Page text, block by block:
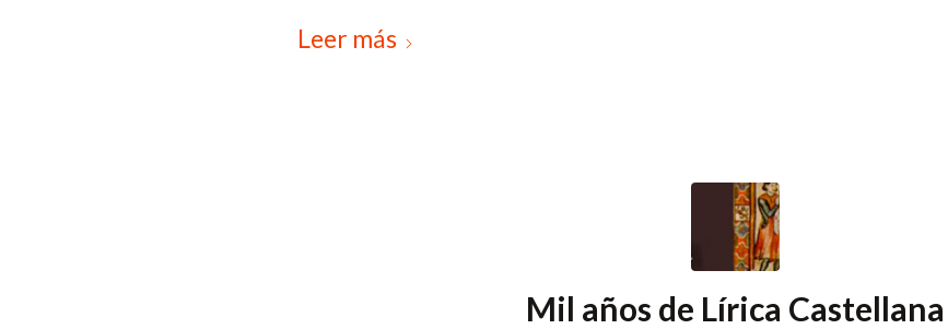
Leer más
Mil años de Lírica Castellana